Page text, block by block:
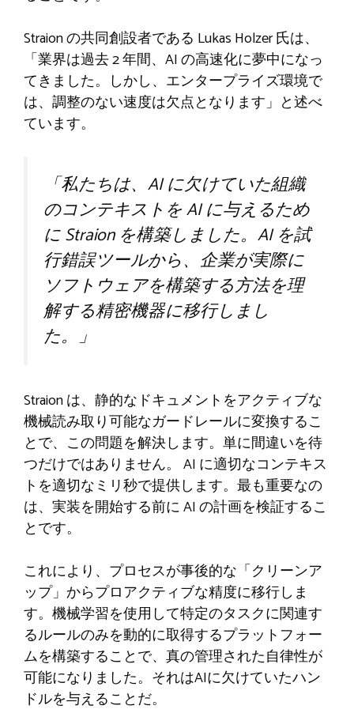
Straion の共同創設者である Lukas Holzer 氏は、
「業界は過去 2 年間、AI の高速化に夢中になっ
てきました。しかし、エンタープライズ環境で
は、調整のない速度は欠点となります」と述べ
ています。
「私たちは、AI に欠けていた組織
のコンテキストを AI に与えるため
に Straion を構築しました。AI を試
行錯誤ツールから、企業が実際に
ソフトウェアを構築する方法を理
解する精密機器に移行しまし
た。」
Straion は、静的なドキュメントをアクティブな
機械読み取り可能なガードレールに変換するこ
とで、この問題を解決します。単に間違いを待
つだけではありません。 AI に適切なコンテキス
トを適切なミリ秒で提供します。最も重要なの
は、実装を開始する前に AI の計画を検証するこ
とです。
これにより、プロセスが事後的な「クリーンア
ップ」からプロアクティブな精度に移行しま
す。機械学習を使用して特定のタスクに関連す
るルールのみを動的に取得するプラットフォー
ムを構築することで、真の管理された自律性が
可能になりました。それはAIに欠けていたハン
ドルを与えることだ。